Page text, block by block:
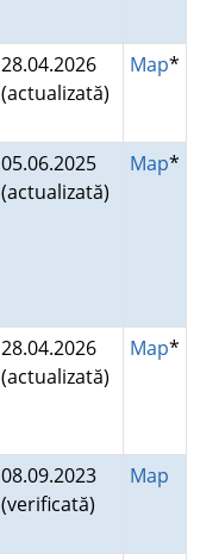
28.04.2026
(actualizată)
Map*
05.06.2025
(actualizată)
Map*
28.04.2026
(actualizată)
Map*
08.09.2023
(verificată)
Map